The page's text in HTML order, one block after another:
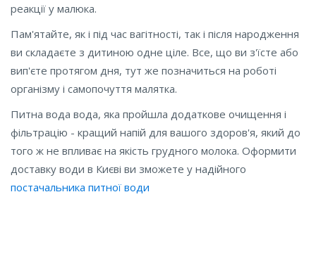
реакції у малюка.
Пам'ятайте, як і під час вагітності, так і після народження
ви складаєте з дитиною одне ціле. Все, що ви з'їсте або
вип'єте протягом дня, тут же позначиться на роботі
організму і самопочуття малятка.
Питна вода вода, яка пройшла додаткове очищення і
фільтрацію - кращий напій для вашого здоров'я, який до
того ж не впливає на якість грудного молока. Оформити
доставку води в Києві ви зможете у надійного
постачальника питної води